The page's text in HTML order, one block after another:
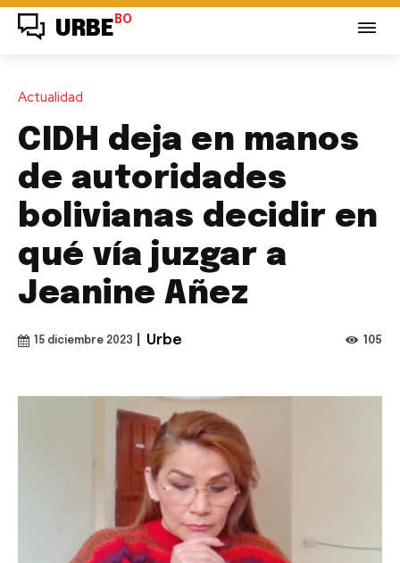
URBE BO
Actualidad
CIDH deja en manos
de autoridades
bolivianas decidir en
qué vía juzgar a
Jeanine Añez
15 diciembre 2023 Urbe 105